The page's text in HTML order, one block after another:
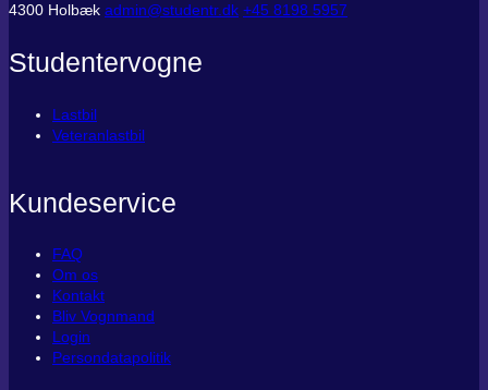
4300 Holbæk admin@studentr.dk ‭+45 8198 5957
Studentervogne
Lastbil
Veteranlastbil
Kundeservice
FAQ
Om os
Kontakt
Bliv Vognmand
Login
Persondatapolitik